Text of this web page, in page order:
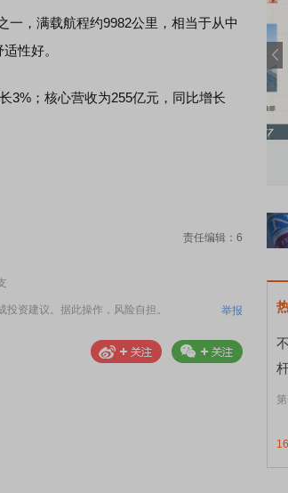
，满载航程约9982公里，相当于从中
性好。
；核心营收为255亿元，同比增长
责任编辑：6
资建议。据此操作，风险自担。 举报